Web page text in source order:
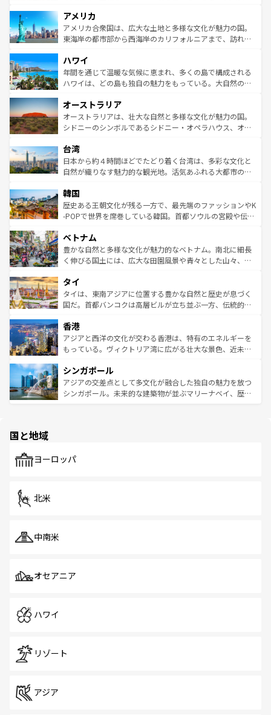
ンツ一覧を参照してほしい。
の建物がそのまま残る町や、スイスならではのユニークな
博物館もあり、アルプス観光だけでなく町歩きも満喫する
ことができる。国民の所得が高いため物価も高いが、旅行
ば市内交通費無料で観光を楽しむこともできる。 なお、新
着のスイス情報はコンテンツ一覧 を参照してほしい。
アメリカ
アメリカ合衆国は、広大な土地と多様な文化が魅力の国。
東海岸の都市部から西海岸のカリフォルニアまで、訪れる
のような巨大都市は、観光、ショッピング、エンターテイ
ンメントが詰まった刺激的なスポットだ。一方、アメリカ
西部には大自然が広がり、グランドキャニオンやイエロー
部のニューオーリンズでは、音楽と美食が融合した独特の
文化が魅力。旅行者はアメリカの各地域で異なる魅力を楽
しみながら、その多様性と豊かな歴史を感じることができ
ならではの贅沢な旅のスタイルだ。 なお、新着のアメリカ
情報はコンテンツ一覧を参照してほしい。
ハワイ
年間を通じて温暖な気候に恵まれ、多くの島で構成される
ハワイは、どの島も独自の魅力をもっている。大自然の神
ワイ島は見逃せない。また、定番の観光地といえばオアフ
島だが、静かな自然を求めるならマウイ島やカウアイ島が
おすすめ。エメラルドグリーンに輝く海をはじめ、豊かな
れるおもてなしの心で訪れる人々を迎えてくれるハワイの
人々、おいしいローカルフードやハワイアンミュージッ
ク、伝統的なフラダンスなど、すべてがハワイの魅力を彩
ワイを、存分に味わってほしい。 なお、新着のハワイ情報
はコンテンツ一覧を参照してほしい。
オーストラリア
オーストラリアは、壮大な自然と多様な文化が魅力の国。
シドニーのシンボルであるシドニー・オペラハウス、オー
リアリーフや大陸中央部にそびえるウルル（エアーズロッ
ク）、タスマニアの美しい原生林やケアンズの熱帯雨林な
ど、見どころがたくさん。また、カフェやワイン、オージ
いる。アクティビティも充実しており、サーフィンやダイ
ビング、ハイキングなど、アウトドア好きにはたまらな
い。オーストラリアの多彩な魅力を存分に味わいつくそ
参照してほしい。
台湾
日本から約４時間ほどでたどり着く台湾は、多彩な文化と
自然が織りなす魅力的な観光地。活気あふれる大都市の台
ン）、静ひつな山岳地帯である台湾東部など、都市の喧騒
と山間の静けさが共存しており、訪れる人に新しい発見と
驚きをもたらしてくれる。また、奥深い台湾の食文化も魅
容にもいいと評判のスイーツなど、バラエティ豊かな料理
が味わえる。 なお、新着の台湾情報は コンテンツ一覧を参
照してほしい。
韓国
歴史ある王朝文化が残る一方で、最先端のファッションやK
-POPで世界を席巻している韓国。首都ソウルの宮殿や伝統
き、地方に足を延ばせば四季折々の自然美を楽しむことが
できる。そして、キムチや焼肉、絶品のストリートフード
まで、さまざまな韓国料理が待っている。夜には、韓国な
リティに包まれながら、韓国の多彩な魅力を心ゆくまで味
わってみてほしい。 なお、新着の韓国情報はコンテンツ一
覧を参照してほしい。
ベトナム
豊かな自然と多様な文化が魅力的なベトナム。南北に細長
く伸びる国土には、広大な田園風景や青々とした山々、世
急速な発展と共に伝統が息づく。ハノイの古い町並みやホ
ーチミン市のフランス統治時代の建物も、独特の雰囲気を
醸し出している。また、バラエティの豊かさとおいしさで
とつ。フォーやバインミー、ベトナムコーヒーなどは、ぜ
ひ現地で味わいたい。どの地域を訪れてもあたたかい人々
が旅行者を迎えてくれるので、きっと忘れられない旅にな
参照してほしい。
タイ
タイは、東南アジアに位置する豊かな自然と歴史が息づく
国だ。首都バンコクは高層ビルが立ち並ぶ一方、伝統的な
の活気が交差している。北部ではチェンマイなどの山岳地
帯で自然と触れ合い、南部ではプーケットやクラビの美し
いビーチでリゾート気分を楽しむことができる。タイ料理
激する。気候は一年中温暖で、どの季節にも異なる楽しみ
が待っている。親しみやすいタイの人々、仏教を中心とし
た文化、そして多様な観光資源が、訪れる旅人を魅了し続
香港
アジアと西洋の文化が交わる香港は、特有のエネルギーを
もっている。ヴィクトリア湾に広がる壮大な景色、近未来
み、どこを訪れても感動するはず。観光スポットが密集し
ており、効率よく見どころを回れるのも魅力。息をのむよ
うな絶景から文化的な体験まで、香港を存分に楽しみ尽く
シンガポール
アジアの交差点として多文化が融合した独自の魅力を放つ
シンガポール。未来的な建築物が並ぶマリーナベイ、歴史
で、ホーカーズは地元の風情を楽しめる外せないスポット
国と地域
ヨーロッパ
北米
中南米
オセアニア
ハワイ
リゾート
アジア